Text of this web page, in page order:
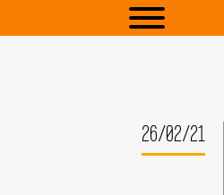
26/02/21